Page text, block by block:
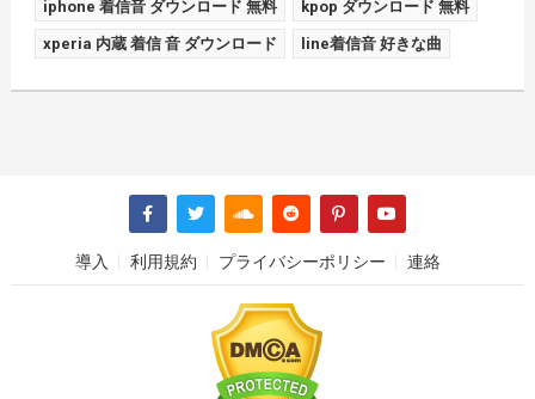
iphone 着信音 ダウンロード 無料 kpop ダウンロード 無料
xperia 内蔵 着信 音 ダウンロード line着信音 好きな曲
導入 利用規約 プライバシーポリシー 連絡